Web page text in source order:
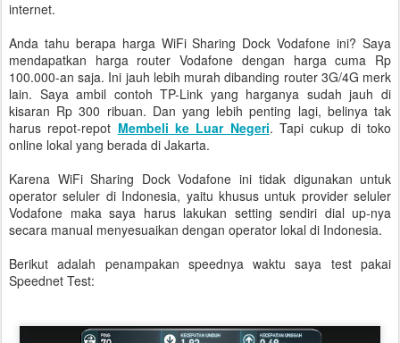
internet.
Anda tahu berapa harga WiFi Sharing Dock Vodafone ini? Saya
mendapatkan harga router Vodafone dengan harga cuma Rp
100.000-an saja. Ini jauh lebih murah dibanding router 3G/4G merk
lain. Saya ambil contoh TP-Link yang harganya sudah jauh di
kisaran Rp 300 ribuan. Dan yang lebih penting lagi, belinya tak
harus repot-repot Membeli ke Luar Negeri. Tapi cukup di toko
online lokal yang berada di Jakarta.
Karena WiFi Sharing Dock Vodafone ini tidak digunakan untuk
operator seluler di Indonesia, yaitu khusus untuk provider seluler
Vodafone maka saya harus lakukan setting sendiri dial up-nya
secara manual menyesuaikan dengan operator lokal di Indonesia.
Berikut adalah penampakan speednya waktu saya test pakai
Speednet Test: